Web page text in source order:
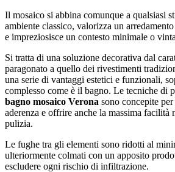
Il mosaico si abbina comunque a qualsiasi
ambiente classico, valorizza un
e impreziosisce un contesto minimale o
Si tratta di una soluzione decorativa dal
paragonato a quello dei rivestimenti
una serie di vantaggi estetici e funzionali,
complesso come è il bagno. Le tecniche di
bagno mosaico Verona sono concepite
aderenza e offrire anche la massima facilità
pulizia.
Le fughe tra gli elementi sono ridotti al
ulteriormente colmati con un apposito
escludere ogni rischio di infiltrazione.